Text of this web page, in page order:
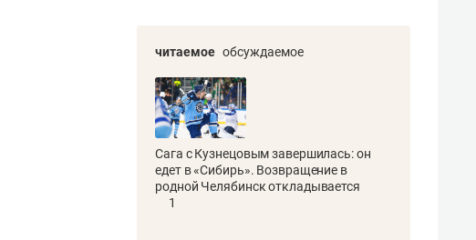
читаемое обсуждаемое
Сага с Кузнецовым завершилась: он
едет в «Сибирь». Возвращение в
родной Челябинск откладывается
1